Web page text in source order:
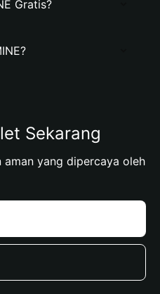
Gratis?
Sekarang
yang dipercaya oleh